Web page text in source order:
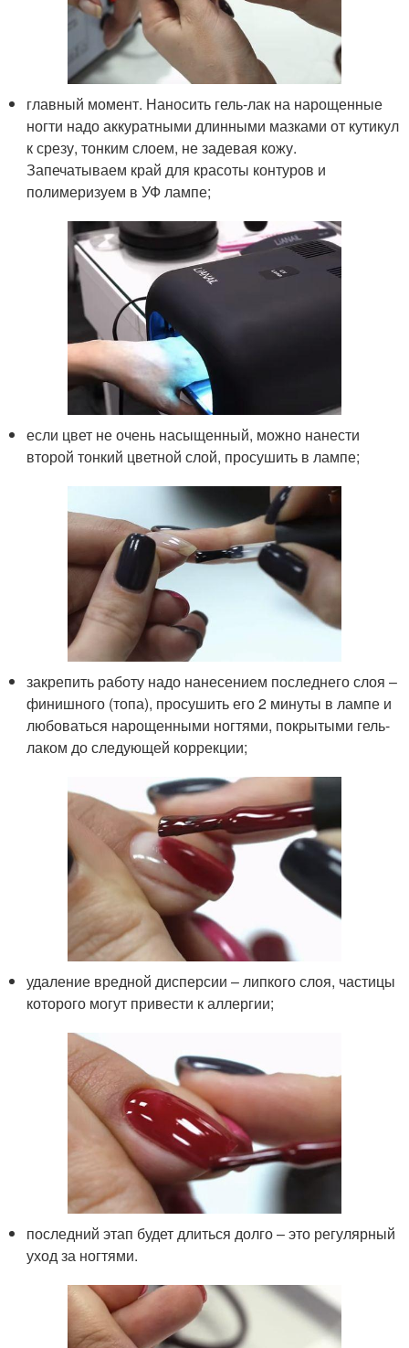
главный момент. Наносить гель-лак на нарощенные
ногти надо аккуратными длинными мазками от кутикул
к срезу, тонким слоем, не задевая кожу.
Запечатываем край для красоты контуров и
полимеризуем в УФ лампе;
если цвет не очень насыщенный, можно нанести
второй тонкий цветной слой, просушить в лампе;
закрепить работу надо нанесением последнего слоя –
финишного (топа), просушить его 2 минуты в лампе и
любоваться нарощенными ногтями, покрытыми гель-
лаком до следующей коррекции;
удаление вредной дисперсии – липкого слоя, частицы
которого могут привести к аллергии;
последний этап будет длиться долго – это регулярный
уход за ногтями.